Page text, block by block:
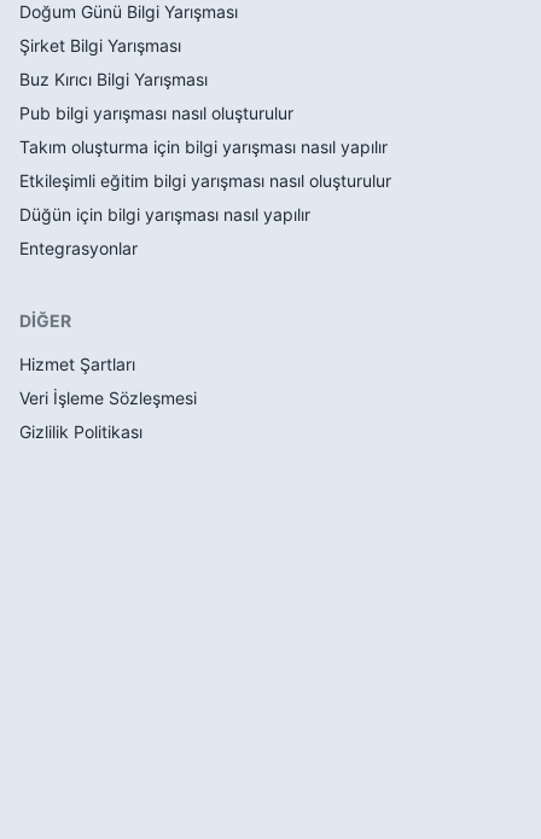
Doğum Günü Bilgi Yarışması
Şirket Bilgi Yarışması
Buz Kırıcı Bilgi Yarışması
Pub bilgi yarışması nasıl oluşturulur
Takım oluşturma için bilgi yarışması nasıl yapılır
Etkileşimli eğitim bilgi yarışması nasıl oluşturulur
Düğün için bilgi yarışması nasıl yapılır
Entegrasyonlar
DİĞER
Hizmet Şartları
Veri İşleme Sözleşmesi
Gizlilik Politikası